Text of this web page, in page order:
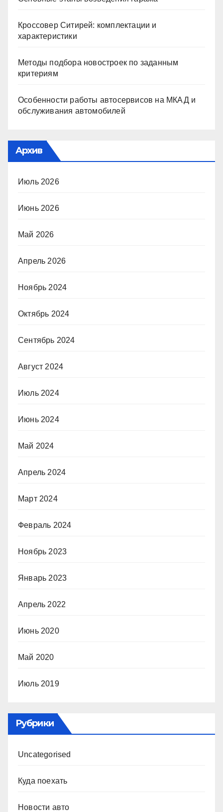
Кроссовер Ситирей: комплектации и
характеристики
Методы подбора новостроек по заданным
критериям
Особенности работы автосервисов на МКАД и
обслуживания автомобилей
Архив
Июль 2026
Июнь 2026
Май 2026
Апрель 2026
Ноябрь 2024
Октябрь 2024
Сентябрь 2024
Август 2024
Июль 2024
Июнь 2024
Май 2024
Апрель 2024
Март 2024
Февраль 2024
Ноябрь 2023
Январь 2023
Апрель 2022
Июнь 2020
Май 2020
Июль 2019
Рубрики
Uncategorised
Куда поехать
Новости авто